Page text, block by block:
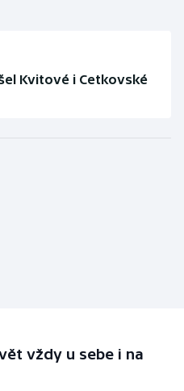
Kvitové i Cetkovské
vždy u sebe i na